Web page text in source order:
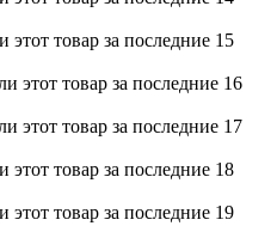
товар за последние 15
этот товар за последние 16
этот товар за последние 17
товар за последние 18
товар за последние 19